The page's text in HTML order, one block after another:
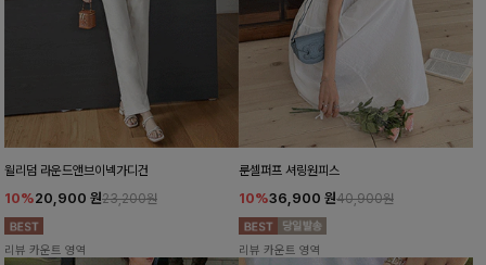
윌리덤 라운드앤브이넥가디건
10%20,900 원23,200원
리뷰 카운트 영역
룬셀퍼프 셔링원피스
10%36,900 원40,900원
리뷰 카운트 영역